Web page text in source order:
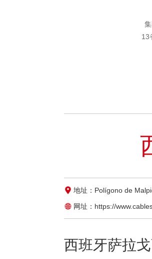
13
地址：Polígono de
网址：https://
西班牙萨拉